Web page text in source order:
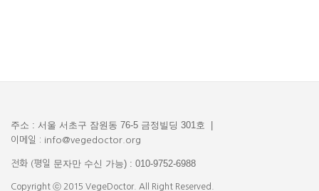
주소 : 서울 서초구 잠원동 76-5 금정빌딩 301호 |
이메일 : info@vegedoctor.org
전화 (평일 문자만 수신 가능) : 010-9752-6988
Copyright ⓒ 2015 VegeDoctor. All Right Reserved.